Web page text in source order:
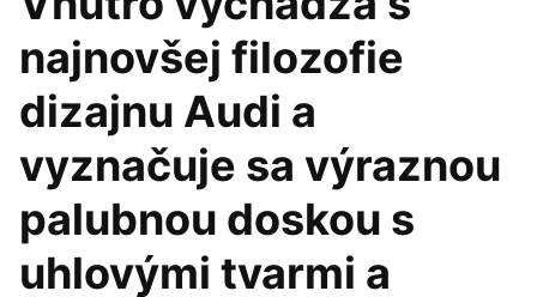
najnovšej filozofie
dizajnu Audi a
vyznačuje sa výraznou
palubnou doskou s
uhlovými tvarmi a